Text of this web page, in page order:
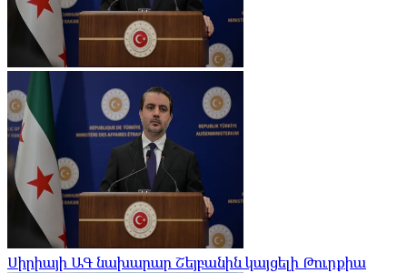
Սիրիայի ԱԳ նախարար Շեյբանին կայցելի Թուրքիա